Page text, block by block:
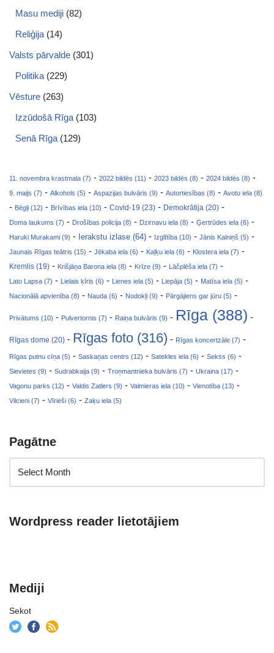
Masu mediji (82)
Reliģija (14)
Valsts pārvalde (301)
Politika (229)
Vēsture (263)
Izzūdošā Rīga (103)
Senā Rīga (129)
11. novembra krastmala (7) - 2022 bildēs (11) - 2023 bildēs (8) - 2024 bildēs (8) -
9. maijs (7) - Alkohols (5) - Aspazijas bulvāris (9) - Autortiesības (8) - Avotu iela (8)
- Bēgļi (12) - Brīvības iela (10) - Covid-19 (23) - Demokrātija (20) -
Doma laukums (7) - Drošības policija (8) - Dzirnavu iela (8) - Ģertrūdes iela (6) -
Haruki Murakami (9) - Ierakstu izlase (64) - Izglītība (10) - Jānis Kalniņš (5) -
Jaunais Rīgas teātris (15) - Jēkaba iela (6) - Kaļķu iela (6) - Klostera iela (7) -
Kremlis (19) - Krišjāņa Barona iela (8) - Krīze (9) - Lāčplēša iela (7) -
Lato Lapsa (7) - Lielais ķīris (6) - Lienes iela (5) - Liepāja (5) - Matīsa iela (5) -
Nacionālā apvienība (8) - Nauda (6) - Nodokļi (9) - Pārgājiens gar jūru (5) -
Privātums (10) - Pulvertornis (7) - Raiņa bulvāris (9) - Rīga (388) -
Rīgas dome (20) - Rīgas foto (316) - Rīgas koncertzāle (7) -
Rīgas putnu cīņa (5) - Saskaņas centrs (12) - Satekles iela (6) - Sekss (6) -
Sievietes (9) - Sudrabkaija (9) - Troņmantnieka bulvāris (7) - Ukraina (17) -
Vagonu parks (12) - Valdis Zatlers (9) - Valmieras iela (10) - Vienotība (13) -
Vilcieni (7) - Vīrieši (6) - Zaķu iela (5)
Pagātne
Wordpress reader lietotājiem
Mediji
Sekot